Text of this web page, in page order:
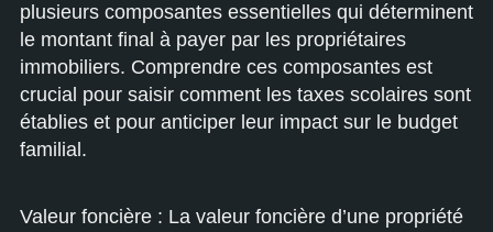
plusieurs composantes essentielles qui déterminent
le montant final à payer par les propriétaires
immobiliers. Comprendre ces composantes est
crucial pour saisir comment les taxes scolaires sont
établies et pour anticiper leur impact sur le budget
familial.
Valeur foncière : La valeur foncière d’une propriété